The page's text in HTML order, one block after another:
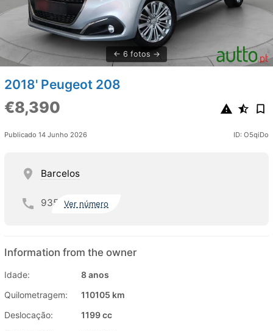
6 fotos
2018' Peugeot 208
€8,390
Publicado 14 Junho 2026 ID: O5qiDo
Barcelos
935 Ver número
Information from the owner
Idade:
8 anos
Quilometragem:
110105 km
Deslocação:
1199 cc